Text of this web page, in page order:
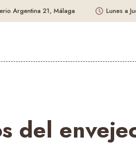
Argentina 21, Málaga Lunes a
del